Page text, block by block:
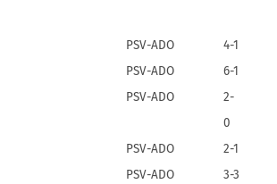
PSV-ADO
4-1
PSV-ADO
6-1
PSV-ADO
2-
0
PSV-ADO
2-1
PSV-ADO 3-3